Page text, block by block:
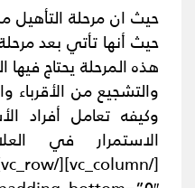
حيث ان مرحلة التأهيل
حيث أنها تأتي بعد
هذه المرحلة يحتاج
والتشجيع من الأقرباء
وكيفه تعامل أفراد
الاستمرار في